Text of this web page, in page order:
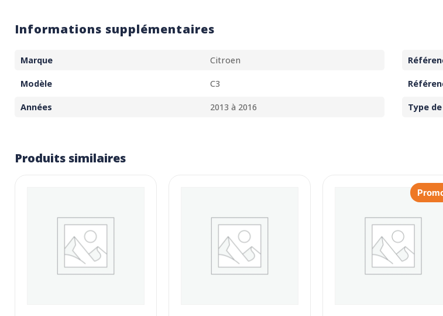
Informations supplémentaires
Marque Citroen
Modèle C3
Années 2013 à 2016 Type
Produits similaires